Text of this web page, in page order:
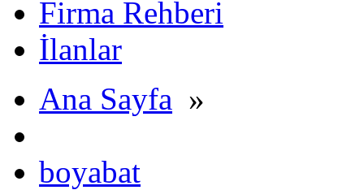
Firma Rehberi
İlanlar
Ana Sayfa »
boyabat